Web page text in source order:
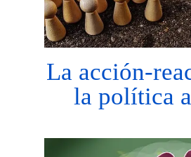
La acción-
la política